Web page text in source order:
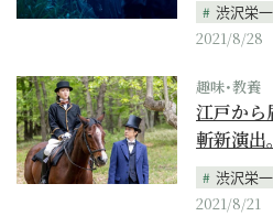
渋沢栄一
2021/8/28
趣味･教養
江戸から
斬新演
渋沢栄一
2021/8/21